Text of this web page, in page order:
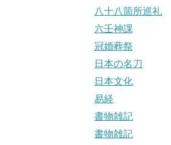
八十八箇所巡礼
六壬神課
冠婚葬祭
日本の名刀
日本文化
易経
書物雑記
書物雑記